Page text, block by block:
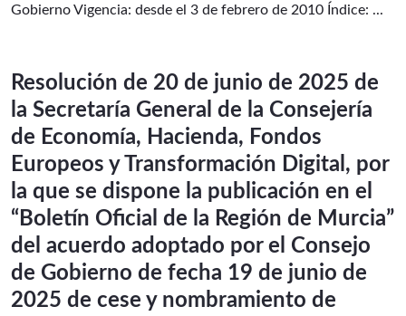
Gobierno Vigencia: desde el 3 de febrero de 2010 Índice: ...
Resolución de 20 de junio de 2025 de
la Secretaría General de la Consejería
de Economía, Hacienda, Fondos
Europeos y Transformación Digital, por
la que se dispone la publicación en el
“Boletín Oficial de la Región de Murcia”
del acuerdo adoptado por el Consejo
de Gobierno de fecha 19 de junio de
2025 de cese y nombramiento de